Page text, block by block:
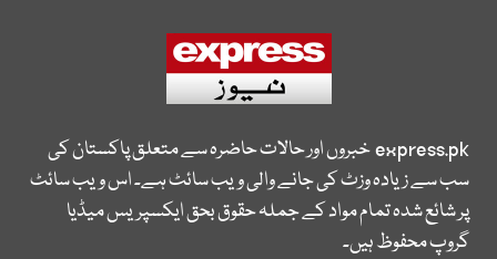
express.pkخبروں اور حالات حاضرہ سے متعلق پاکستان کی
سب سے زیادہ وزٹ کی جانے والی ویب سائٹ ہے۔ اس ویب سائٹ
پر شائع شدہ تمام مواد کے جملہ حقوق بحق ایکسپریس میڈیا
گروپ محفوظ ہیں۔